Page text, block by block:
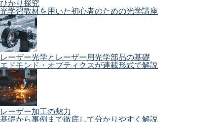
ひかり探究
光学習教材を用いた初心者のための光学講座
レーザー光学とレーザー用光学部品の基礎
エドモンド・オプティクスが連載形式で解説
レーザー加工の魅力
基礎から事例まで徹底して分かりやすく解説